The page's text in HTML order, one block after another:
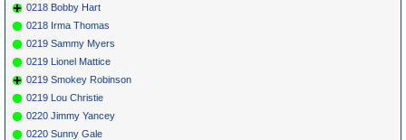
0218 Bobby Hart
0218 Irma Thomas
0219 Sammy Myers
0219 Lionel Mattice
0219 Smokey Robinson
0219 Lou Christie
0220 Jimmy Yancey
0220 Sunny Gale